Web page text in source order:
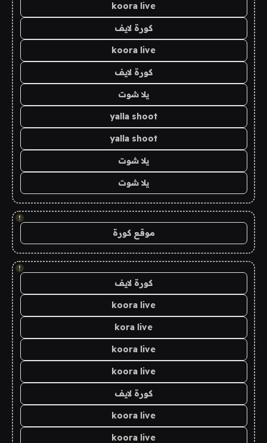
koora live
كورة لايف
koora live
كورة لايف
يلا شوت
yalla shoot
yalla shoot
يلا شوت
يلا شوت
!
موقع كورة
!
كورة لايف
koora live
kora live
koora live
koora live
كورة لايف
koora live
koora live